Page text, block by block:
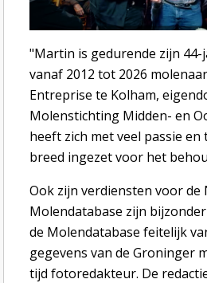
"Martin is gedurende zijn
vanaf 2012 tot 2026
Entreprise te Kolham,
Molenstichting Midden- en
heeft zich met veel passie en
breed ingezet voor het
Ook zijn verdiensten voor de
Molendatabase zijn
de Molendatabase feitelijk
gegevens van de Groninger
tijd fotoredakteur. De